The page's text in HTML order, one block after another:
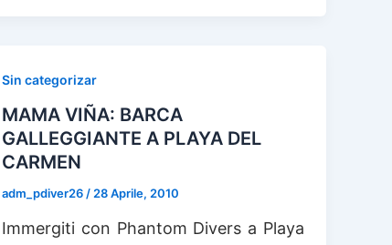
Sin categorizar
MAMA VIÑA: BARCA
GALLEGGIANTE A PLAYA DEL
CARMEN
adm_pdiver26 / 28 Aprile, 2010
Immergiti con Phantom Divers a Playa